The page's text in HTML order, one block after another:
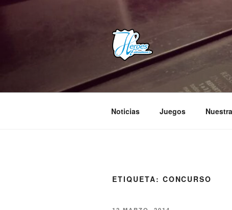
Saltar
HEROES
– Comunidad Creativa –
Noticias Juegos
ETIQUETA: CONCURSO